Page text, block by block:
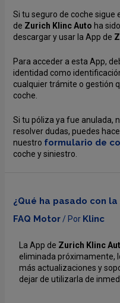
Si tu seguro de coche sigue
de Zurich Klinc Auto ha
descargar y usar la App de
Para acceder a esta App,
identidad como
cualquier trámite o gestión
coche.
Si tu póliza ya fue anulada,
resolver dudas, puedes
nuestro formulario de
coche y siniestro.
¿Qué ha pasado con
FAQ Motor/ Por Klinc
La App de Zurich Klinc
eliminada próximamente,
más actualizaciones y
dejar de utilizarla de